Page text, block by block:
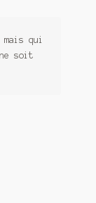
mais qui
soit